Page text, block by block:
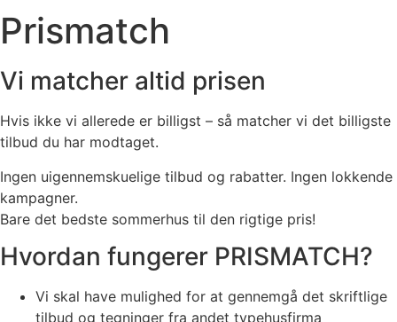
Prismatch
Vi matcher altid prisen
Hvis ikke vi allerede er billigst – så matcher vi det billigste
tilbud du har modtaget.
Ingen uigennemskuelige tilbud og rabatter. Ingen lokkende
kampagner.
Bare det bedste sommerhus til den rigtige pris!
Hvordan fungerer PRISMATCH?
Vi skal have mulighed for at gennemgå det skriftlige
tilbud og tegninger fra andet typehusfirma